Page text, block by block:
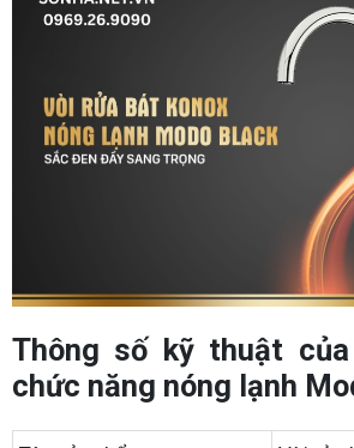
Thông số kỹ thuật
chức năng nóng lạnh